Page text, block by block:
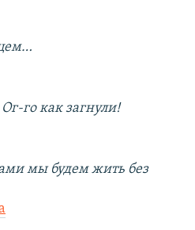
го как загнули!
мы будем жить без